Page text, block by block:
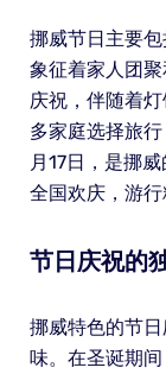
挪威节日主要
象征着家人团
庆祝，伴随着
多家庭选择旅
月17日，是挪
全国欢庆，游行
节日庆祝的
挪威特色的节
味。在圣诞期